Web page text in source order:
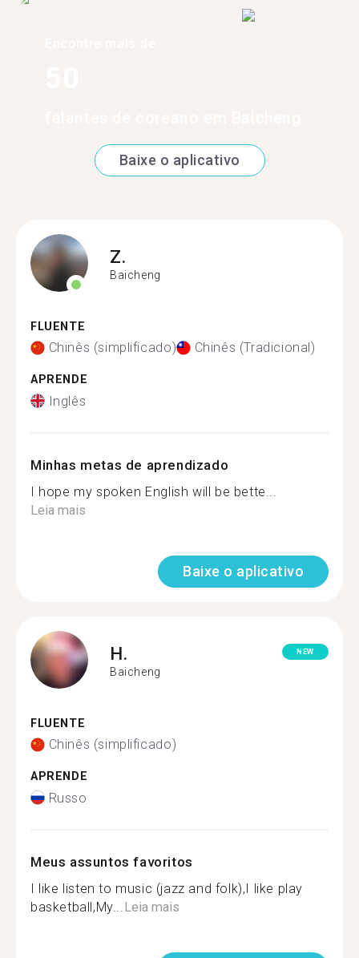
Baixe o aplicativo
Z.
Baicheng
FLUENTE
Chinês (simplificado) Chinês (Tradicional)
APRENDE
Inglês
Minhas metas de aprendizado
I hope my spoken English will be bette...
Leia mais
Baixe o aplicativo
H.
Baicheng
NEW
FLUENTE
Chinês (simplificado)
APRENDE
Russo
Meus assuntos favoritos
I like listen to music (jazz and folk),I like play
basketball,My... Leia mais